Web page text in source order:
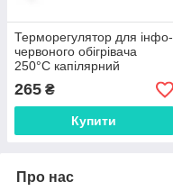
Терморегулятор для інфо-
червоного обігрівача
250°C капілярний
265 ₴
Купити
Про нас